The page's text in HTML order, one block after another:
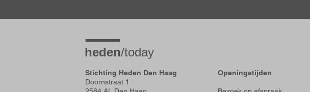
Stichting Heden Den Haag
Doornstraat 1
Openingstijden